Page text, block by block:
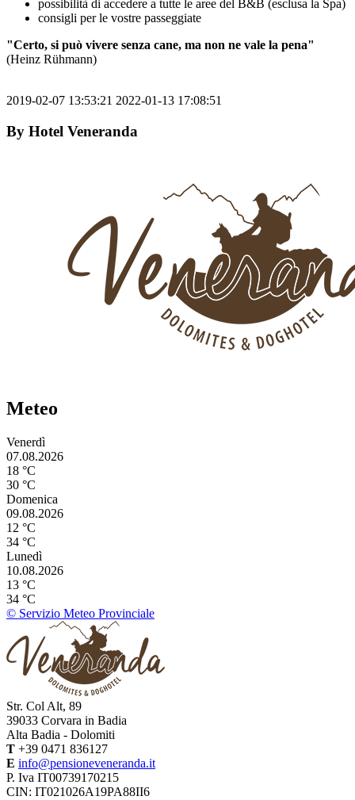
possibilità di accedere a tutte le aree del B&B (esclusa la Spa)
consigli per le vostre passeggiate
"Certo, si può vivere senza cane, ma non ne vale la pena"
(Heinz Rühmann)
2019-02-07 13:53:21 2022-01-13 17:08:51
By Hotel Veneranda
Meteo
Venerdì
07.08.2026
18 °C
30 °C
Domenica
09.08.2026
12 °C
34 °C
Lunedì
10.08.2026
13 °C
34 °C
© Servizio Meteo Provinciale
Str. Col Alt, 89
39033 Corvara in Badia
Alta Badia - Dolomiti
T +39 0471 836127
E info@pensioneveneranda.it
P. Iva IT00739170215
CIN: IT021026A19PA88II6